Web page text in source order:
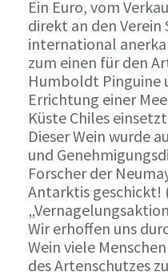
Ein Euro, vom
direkt an den Verein
international
zum einen für den
Humboldt Pinguine
Errichtung einer
Küste Chiles
Dieser Wein wurde
und
Forscher der
Antarktis geschickt!
Wir erhoffen uns
Wein viele
des Artenschutzes